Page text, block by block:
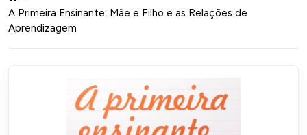
A Primeira Ensinante: Mãe e Filho e as Relações de
Aprendizagem